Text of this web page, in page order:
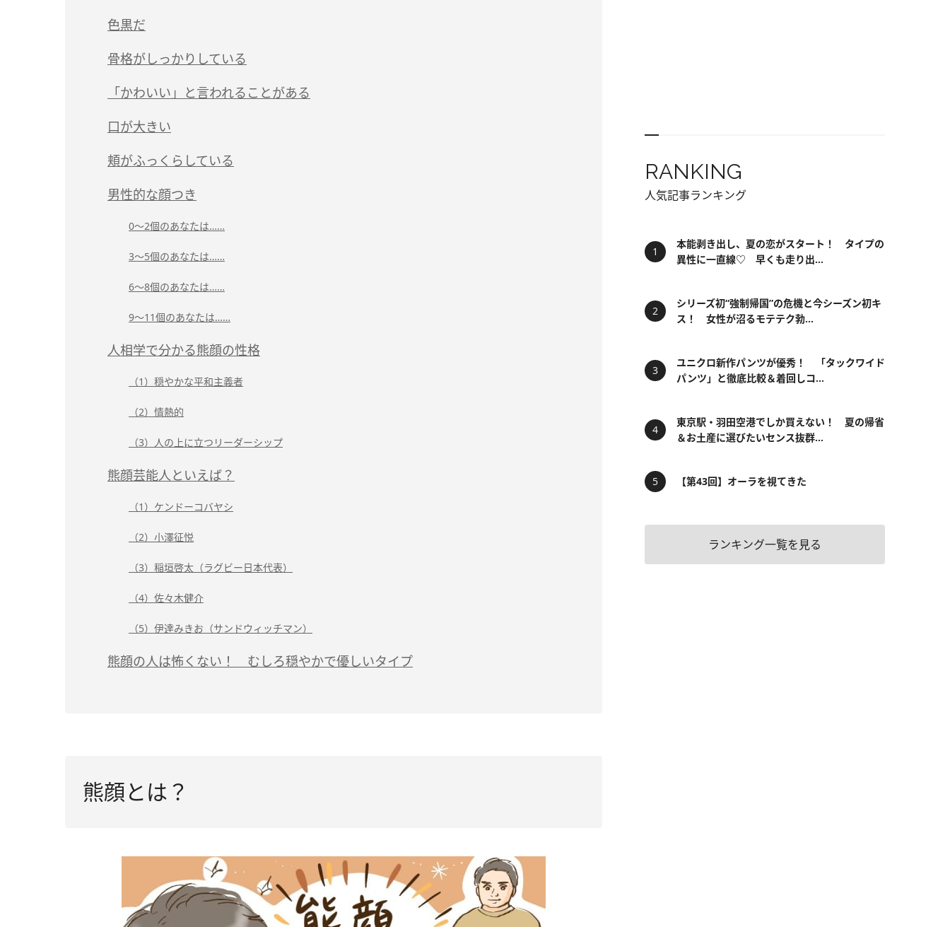
色黒だ
骨格がしっかりしている
「かわいい」と言われることがある
口が大きい
頬がふっくらしている
男性的な顔つき
0～2個のあなたは……
3～5個のあなたは……
6～8個のあなたは……
9～11個のあなたは……
人相学で分かる熊顔の性格
（1）穏やかな平和主義者
（2）情熱的
（3）人の上に立つリーダーシップ
熊顔芸能人といえば？
（1）ケンドーコバヤシ
（2）小澤征悦
（3）稲垣啓太（ラグビー日本代表）
（4）佐々木健介
（5）伊達みきお（サンドウィッチマン）
熊顔の人は怖くない！ むしろ穏やかで優しいタイプ
熊顔とは？
RANKING
人気記事ランキング
本能剥き出し、夏の恋がスタート！ タイプの
異性に一直線♡ 早くも走り出...
シリーズ初“強制帰国”の危機と今シーズン初キ
ス！ 女性が沼るモテテク勃...
ユニクロ新作パンツが優秀！ 「タックワイド
パンツ」と徹底比較＆着回しコ...
東京駅・羽田空港でしか買えない！ 夏の帰省
＆お土産に選びたいセンス抜群...
【第43回】オーラを視てきた
ランキング一覧を見る